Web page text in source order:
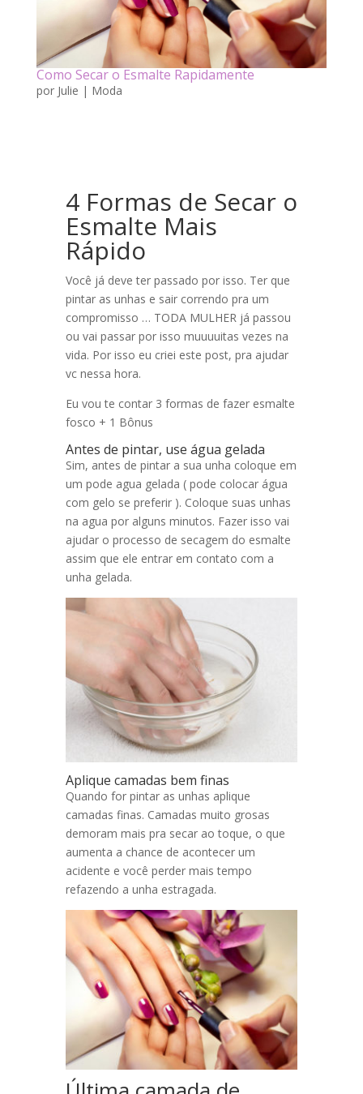
Como Secar o Esmalte Rapidamente
por Julie | Moda
4 Formas de Secar o
Esmalte Mais
Rápido
Você já deve ter passado por isso. Ter que
pintar as unhas e sair correndo pra um
compromisso … TODA MULHER já passou
ou vai passar por isso muuuuitas vezes na
vida. Por isso eu criei este post, pra ajudar
vc nessa hora.
Eu vou te contar 3 formas de fazer esmalte
fosco + 1 Bônus
Antes de pintar, use água gelada
Sim, antes de pintar a sua unha coloque em
um pode agua gelada ( pode colocar água
com gelo se preferir ). Coloque suas unhas
na agua por alguns minutos. Fazer isso vai
ajudar o processo de secagem do esmalte
assim que ele entrar em contato com a
unha gelada.
Aplique camadas bem finas
Quando for pintar as unhas aplique
camadas finas. Camadas muito grosas
demoram mais pra secar ao toque, o que
aumenta a chance de acontecer um
acidente e você perder mais tempo
refazendo a unha estragada.